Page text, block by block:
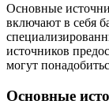
Основные
включают в себя
источников
могут
Основные